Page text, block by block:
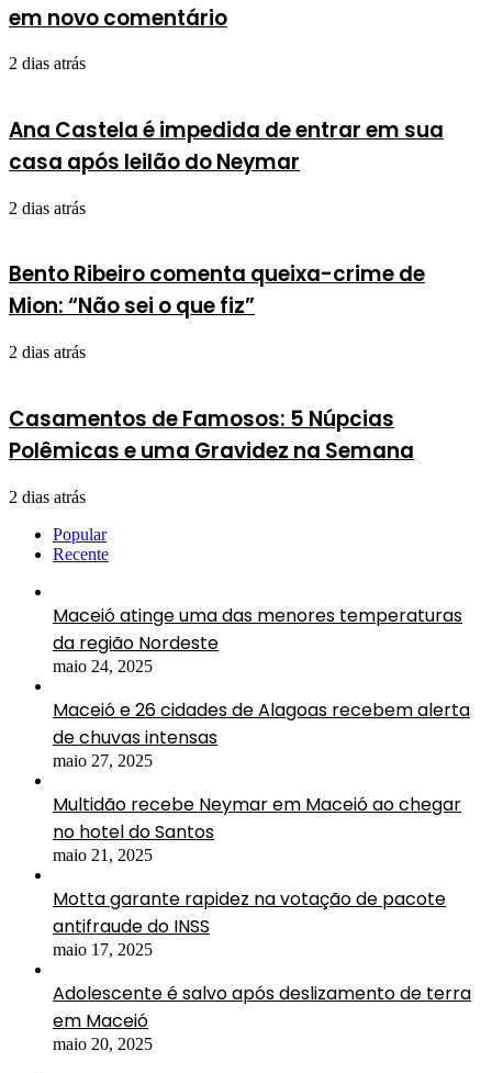
em novo comentário
2 dias atrás
Ana Castela é impedida de entrar em sua
casa após leilão do Neymar
2 dias atrás
Bento Ribeiro comenta queixa-crime de
Mion: “Não sei o que fiz”
2 dias atrás
Casamentos de Famosos: 5 Núpcias
Polêmicas e uma Gravidez na Semana
2 dias atrás
Popular
Recente
Maceió atinge uma das menores temperaturas
da região Nordeste
maio 24, 2025
Maceió e 26 cidades de Alagoas recebem alerta
de chuvas intensas
maio 27, 2025
Multidão recebe Neymar em Maceió ao chegar
no hotel do Santos
maio 21, 2025
Motta garante rapidez na votação de pacote
antifraude do INSS
maio 17, 2025
Adolescente é salvo após deslizamento de terra
em Maceió
maio 20, 2025